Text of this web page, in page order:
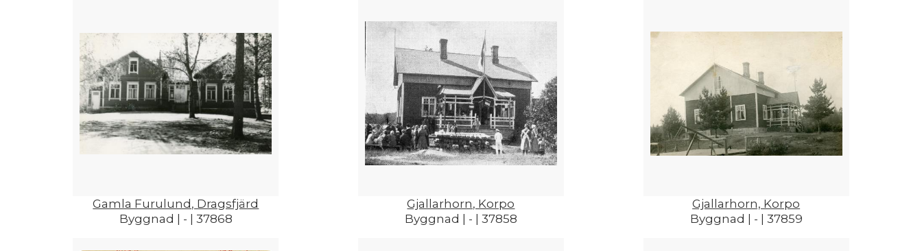
Gamla Furulund, Dragsfjärd
Byggnad | - | 37868
Gjallarhorn, Korpo
Byggnad | - | 37858
Gjallarhorn, Korpo
Byggnad | - | 37859